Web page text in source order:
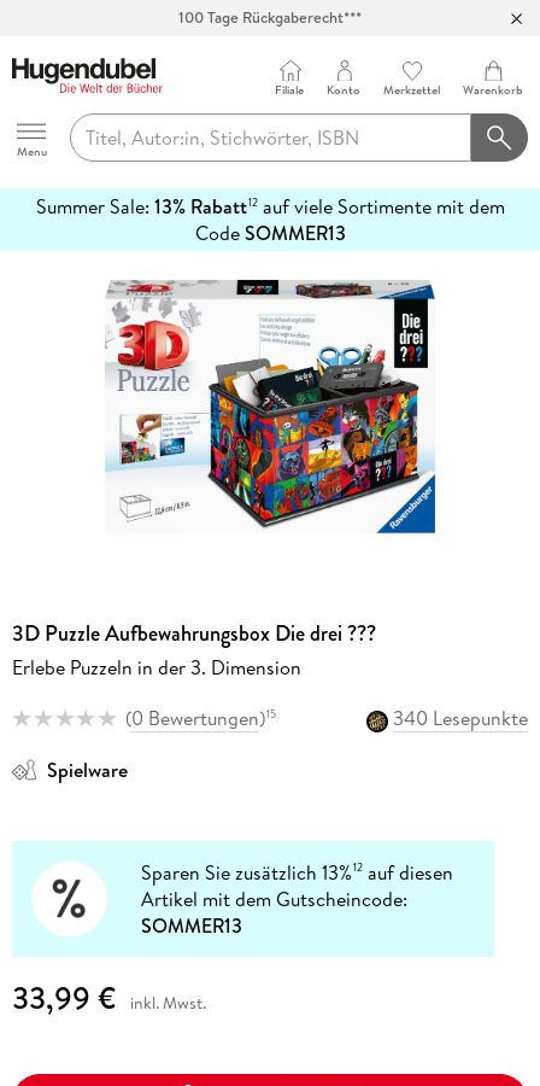
Abholung in über 100 Filialen
Hugendubel
Menu
Filiale Konto Merkzettel Warenkorb
Summer Sale: 13% Rabatt12auf viele Sortimente mit dem
CodeSOMMER13
erfahren
3D Puzzle Aufbewahrungsbox Die drei ???
Erlebe Puzzeln in der 3. Dimension
(0 Bewertungen)15
340 Lesepunkte
Spielware
Sparen Sie zusätzlich 13%12 auf diesen
Artikel mit dem Gutscheincode:
SOMMER13
33,99 € inkl. Mwst.